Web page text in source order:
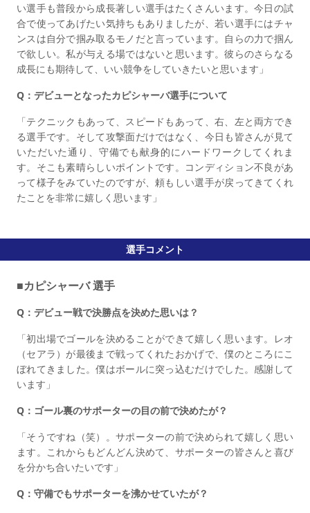
い選手も普段から成長著しい選手はたくさんいます。今日の試
合で使ってあげたい気持ちもありましたが、若い選手にはチャ
ンスは自分で掴み取るモノだと言っています。自らの力で掴ん
で欲しい。私が与える場ではないと思います。彼らのさらなる
成長にも期待して、いい競争をしていきたいと思います」
Q：デビューとなったカピシャーバ選手について
「テクニックもあって、スピードもあって、右、左と両方でき
る選手です。そして攻撃面だけではなく、今日も皆さんが見て
いただいた通り、守備でも献身的にハードワークしてくれま
す。そこも素晴らしいポイントです。コンディション不良があ
って様子をみていたのですが、頼もしい選手が戻ってきてくれ
たことを非常に嬉しく思います」
選手コメント
■カピシャーバ 選手
Q：デビュー戦で決勝点を決めた思いは？
「初出場でゴールを決めることができて嬉しく思います。レオ
（セアラ）が最後まで戦ってくれたおかげで、僕のところにこ
ぼれてきました。僕はボールに突っ込むだけでした。感謝して
います」
Q：ゴール裏のサポーターの目の前で決めたが？
「そうですね（笑）。サポーターの前で決められて嬉しく思い
ます。これからもどんどん決めて、サポーターの皆さんと喜び
を分かち合いたいです」
Q：守備でもサポーターを沸かせていたが？